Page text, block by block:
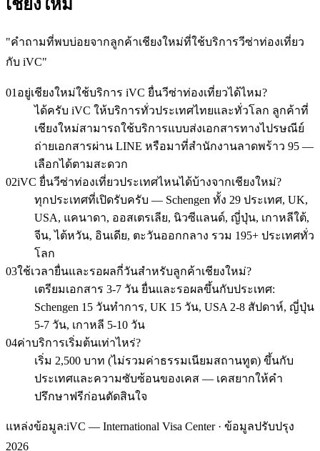
เชียงใหม่
"คำถามที่พบบ่อยจากลูกค้าเชียงใหม่ที่ใช้บริการวีซ่าท่องเที่ยว
กับ iVC"
01 อยู่เชียงใหม่ใช้บริการ iVC ยื่นวีซ่าท่องเที่ยวได้ไหม?
ได้ครับ iVC ให้บริการทั่วประเทศไทยและทั่วโลก ลูกค้าที่
เชียงใหม่สามารถใช้บริการแบบส่งเอกสารทางไปรษณีย์
ถ่ายเอกสารผ่าน LINE หรือมาที่สำนักงานลาดพร้าว 95 —
เลือกได้ตามสะดวก
02iVC ยื่นวีซ่าท่องเที่ยวประเทศไหนได้บ้างจากเชียงใหม่?
ทุกประเทศที่เปิดรับครับ — Schengen ทั้ง 29 ประเทศ, UK,
USA, แคนาดา, ออสเตรเลีย, นิวซีแลนด์, ญี่ปุ่น, เกาหลีใต้,
จีน, ไต้หวัน, อินเดีย, ตะวันออกกลาง รวม 195+ ประเทศทั่ว
โลก
03ใช้เวลายื่นและรอผลกี่วันสำหรับลูกค้าเชียงใหม่?
เตรียมเอกสาร 3-7 วัน ยื่นและรอผลขึ้นกับประเทศ:
Schengen 15 วันทำการ, UK 15 วัน, USA 2-8 สัปดาห์, ญี่ปุ่น
5-7 วัน, เกาหลี 5-10 วัน
04ค่าบริการเริ่มต้นเท่าไหร่?
เริ่ม 2,500 บาท (ไม่รวมค่าธรรมเนียมสถานทูต) ขึ้นกับ
ประเทศและความซับซ้อนของเคส — เคสยากให้คำ
ปรึกษาฟรีก่อนตัดสินใจ
แหล่งข้อมูล:iVC — International Visa Center · ข้อมูลปรับปรุง
2026